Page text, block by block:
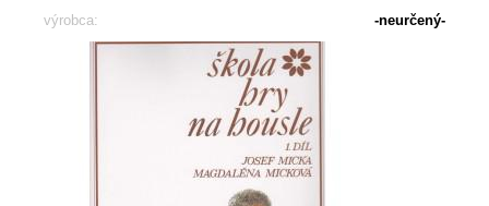
výrobca:
-neurčený-